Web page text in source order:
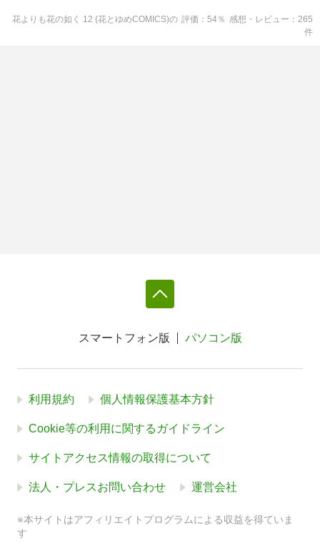
花よりも花の如く 12 (花とゆめCOMICS)の 評価 54％ 感想・レビュー
265
件
スマートフォン版 パソコン版
利用規約 個人情報保護基本方針
Cookie等の利用に関するガイドライン
サイトアクセス情報の取得について
法人・プレスお問い合わせ 運営会社
※本サイトはアフィリエイトプログラムによる収益を得ていま
す